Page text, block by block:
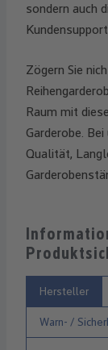
sondern auch
Zögern Sie
Raum mit
Garderobe.
Qualität,
Hersteller
Warn- /